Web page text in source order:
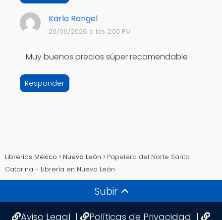
Karla Rangel
20/06/2026 a las 2:00 PM
Muy buenos precios súper recomendable
Responder
Librerías México Nuevo León
Papelera del Norte Santa
Catarina - Librería en Nuevo León
Subir
Aviso Legal | Políticas de Privacidad |